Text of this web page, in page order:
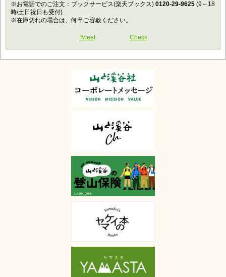
※お電話でのご注文：ブックサービス(楽天ブックス) 0120-29-9625 (9～18
時/土日祝日も受付)
※在庫切れの場合は、何卒ご容赦ください。
Tweet Check